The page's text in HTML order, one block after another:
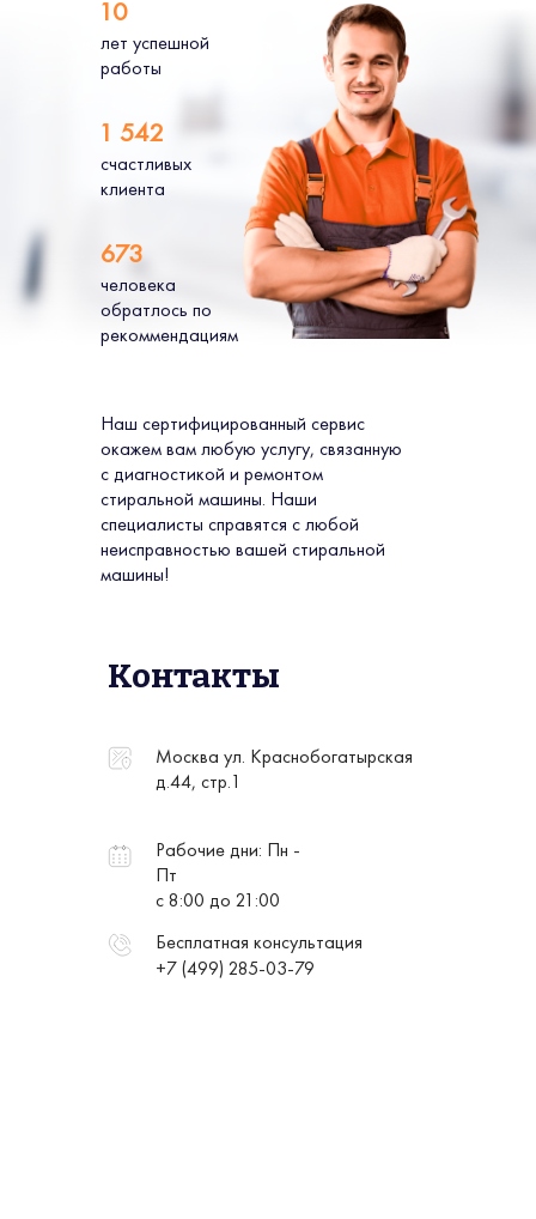
Наш сертифицированный сервис
окажем вам любую услугу, связанную
с диагностикой и ремонтом
стиральной машины. Наши
специалисты справятся с любой
неисправностью вашей стиральной
машины!
лет успешной
работы
10
счастливых
клиента
1 542
человека
обратлось по
рекоммендациям
673
Контакты
Москва ул. Краснобогатырская
д.44, стр.1
Рабочие дни: Пн -
Пт
с 8:00 до 21:00
Бесплатная консультация
+7 (499) 285-03-79